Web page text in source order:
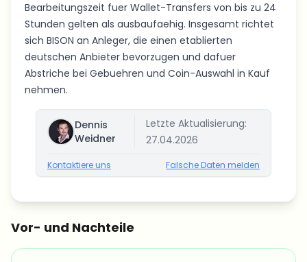
Bearbeitungszeit fuer Wallet-Transfers von bis zu 24
Stunden gelten als ausbaufaehig. Insgesamt richtet
sich BISON an Anleger, die einen etablierten
deutschen Anbieter bevorzugen und dafuer
Abstriche bei Gebuehren und Coin-Auswahl in Kauf
nehmen.
Dennis
Weidner
Letzte Aktualisierung:
27.04.2026
Kontaktiere uns Falsche Daten melden
Vor- und Nachteile